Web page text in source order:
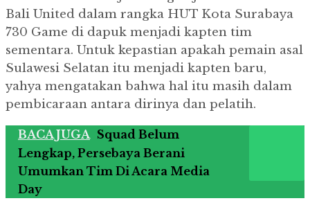
Bali United dalam rangka HUT Kota Surabaya
730 Game di dapuk menjadi kapten tim
sementara. Untuk kepastian apakah pemain asal
Sulawesi Selatan itu menjadi kapten baru,
yahya mengatakan bahwa hal itu masih dalam
pembicaraan antara dirinya dan pelatih.
BACA JUGA Squad Belum
Lengkap, Persebaya Berani
Umumkan Tim Di Acara Media
Day